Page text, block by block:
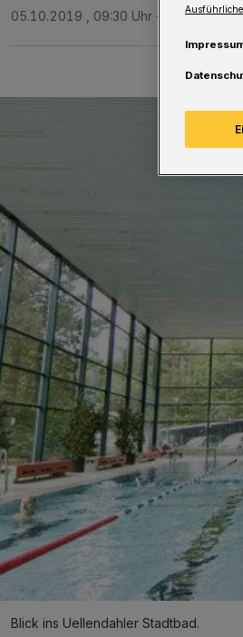
05.10.2019 , 09:30 Uhr Eine Minute
Blick ins Uellendahler Stadtbad.